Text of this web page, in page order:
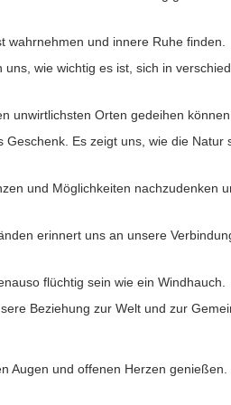
und innere Ruhe finden.
wie wichtig es ist, sich in
unwirtlichsten Orten gedeihen können.
Es zeigt uns, wie die Natur
und Möglichkeiten nachzudenken
erinnert uns an unsere
flüchtig sein wie ein Windhauch.
Beziehung zur Welt und zur
Augen und offenen Herzen genießen.